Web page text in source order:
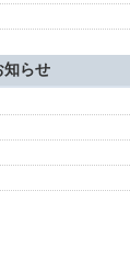
知らせ